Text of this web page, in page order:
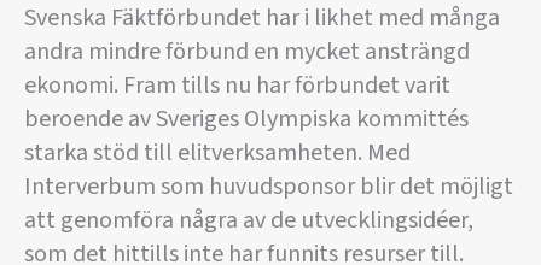
Svenska Fäktförbundet har i likhet med många
andra mindre förbund en mycket ansträngd
ekonomi. Fram tills nu har förbundet varit
beroende av Sveriges Olympiska kommittés
starka stöd till elitverksamheten. Med
Interverbum som huvudsponsor blir det möjligt
att genomföra några av de utvecklingsidéer,
som det hittills inte har funnits resurser till.